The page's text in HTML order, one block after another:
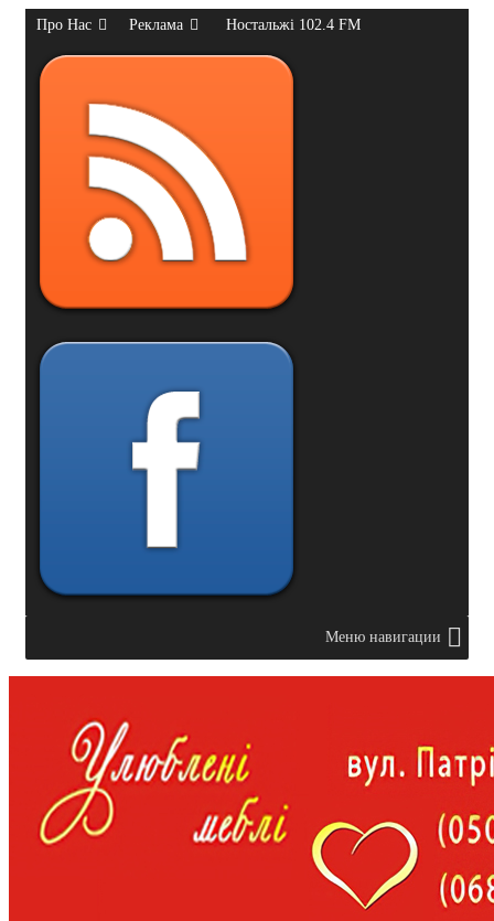
Про Нас Реклама Ностальжі 102.4 FM
Меню навигации